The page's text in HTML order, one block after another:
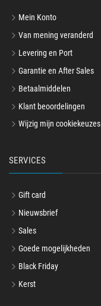
Mein Konto
Van mening veranderd
Levering en Port
Garantie en After Sales
Betaalmiddelen
Klant beoordelingen
Wijzig mijn cookiekeuzes
SERVICES
Gift card
Nieuwsbrief
Sales
Goede mogelijkheden
Black Friday
Kerst